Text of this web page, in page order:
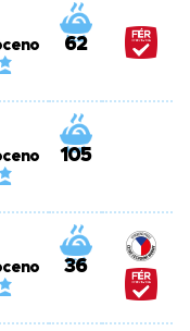
62
105
36